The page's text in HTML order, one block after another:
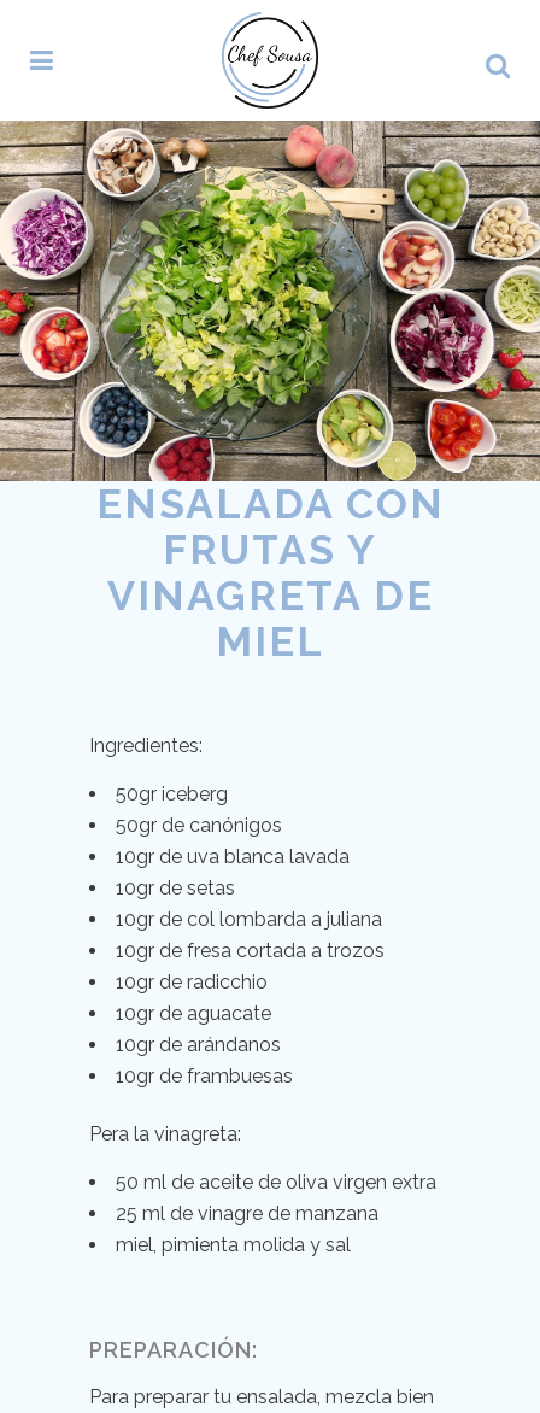
ENSALADA CON
FRUTAS Y
VINAGRETA DE
MIEL
Ingredientes:
50gr iceberg
50gr de canónigos
10gr de uva blanca lavada
10gr de setas
10gr de col lombarda a juliana
10gr de fresa cortada a trozos
10gr de radicchio
10gr de aguacate
10gr de arándanos
10gr de frambuesas
Pera la vinagreta:
50 ml de aceite de oliva virgen extra
25 ml de vinagre de manzana
miel, pimienta molida y sal
PREPARACIÓN:
Para preparar tu ensalada, mezcla bien